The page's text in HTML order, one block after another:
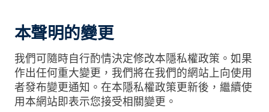
本聲明的變更
我們可隨時自行酌情決定修改本隱私權政策。如果
作出任何重大變更，我們將在我們的網站上向使用
者發布變更通知。在本隱私權政策更新後，繼續使
用本網站即表示您接受相關變更。